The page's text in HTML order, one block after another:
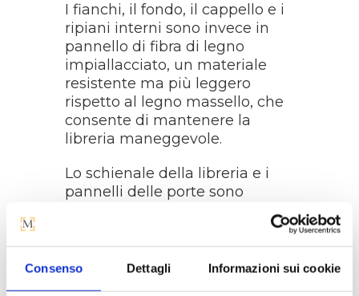
Consenso Dettagli Informazioni sui cookie
I fianchi, il fondo, il cappello e i
ripiani interni sono invece in
pannello di fibra di legno
impiallacciato, un materiale
resistente ma più leggero
rispetto al legno massello, che
consente di mantenere la
libreria maneggevole.
Lo schienale della libreria e i
pannelli delle porte sono
resistenza strutturale
mantenendo un peso